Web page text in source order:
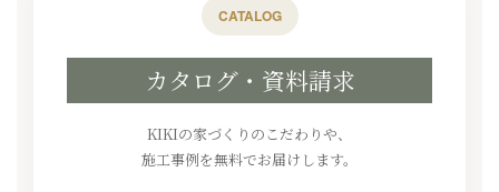
CATALOG
カタログ・資料請求
KIKIの家づくりのこだわりや、
施工事例を無料でお届けします。